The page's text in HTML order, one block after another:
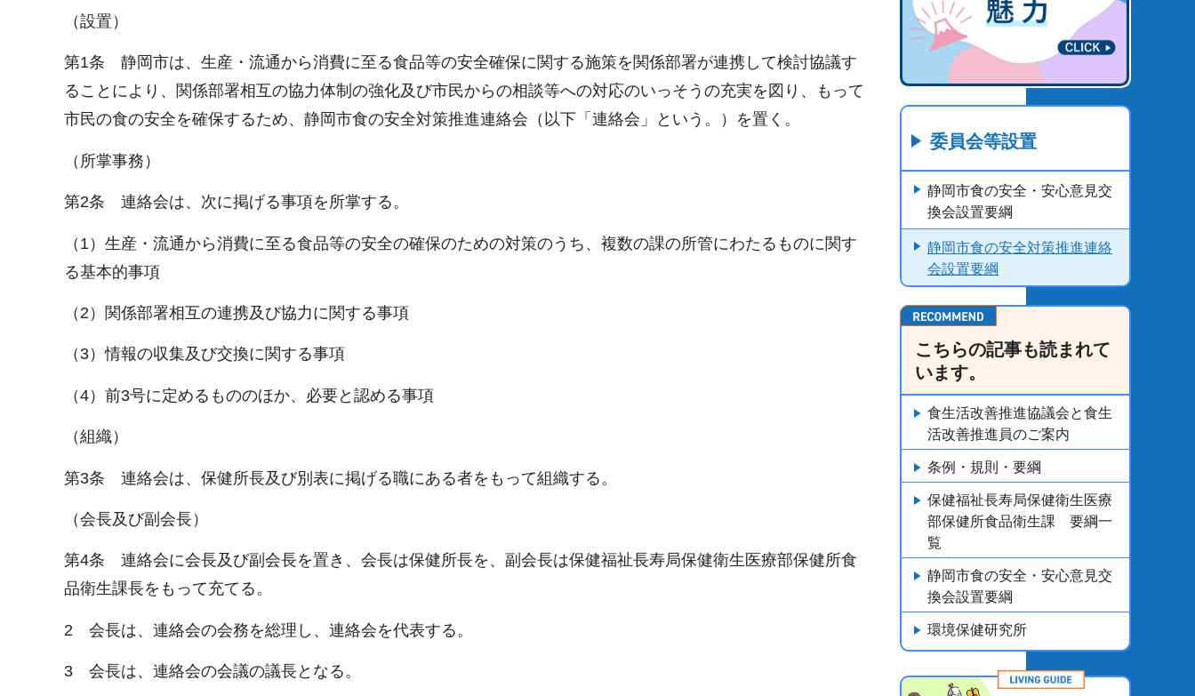
（設置）
第1条 静岡市は、生産・流通から消費に至る食品等の安全確保に関する施策を関係部署が連携して検討協議す
ることにより、関係部署相互の協力体制の強化及び市民からの相談等への対応のいっそうの充実を図り、もって
市民の食の安全を確保するため、静岡市食の安全対策推進連絡会（以下「連絡会」という。）を置く。
（所掌事務）
第2条 連絡会は、次に掲げる事項を所掌する。
（1）生産・流通から消費に至る食品等の安全の確保のための対策のうち、複数の課の所管にわたるものに関す
る基本的事項
（2）関係部署相互の連携及び協力に関する事項
（3）情報の収集及び交換に関する事項
（4）前3号に定めるもののほか、必要と認める事項
（組織）
第3条 連絡会は、保健所長及び別表に掲げる職にある者をもって組織する。
（会長及び副会長）
第4条 連絡会に会長及び副会長を置き、会長は保健所長を、副会長は保健福祉長寿局保健衛生医療部保健所食
品衛生課長をもって充てる。
2 会長は、連絡会の会務を総理し、連絡会を代表する。
3 会長は、連絡会の会議の議長となる。
委員会等設置
静岡市食の安全・安心意見交
換会設置要綱
静岡市食の安全対策推進連絡
会設置要綱
こちらの記事も読まれて
います。
食生活改善推進協議会と食生
活改善推進員のご案内
条例・規則・要綱
保健福祉長寿局保健衛生医療
部保健所食品衛生課 要綱一
覧
静岡市食の安全・安心意見交
換会設置要綱
環境保健研究所